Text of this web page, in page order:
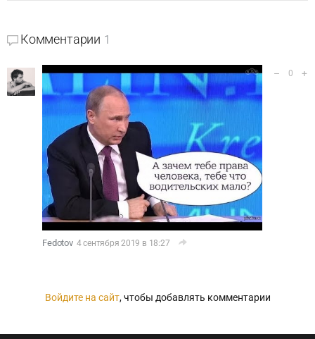
Комментарии 1
Fedotov 4 сентября 2019 в 18:27
– 0 +
Войдите на сайт, чтобы добавлять комментарии